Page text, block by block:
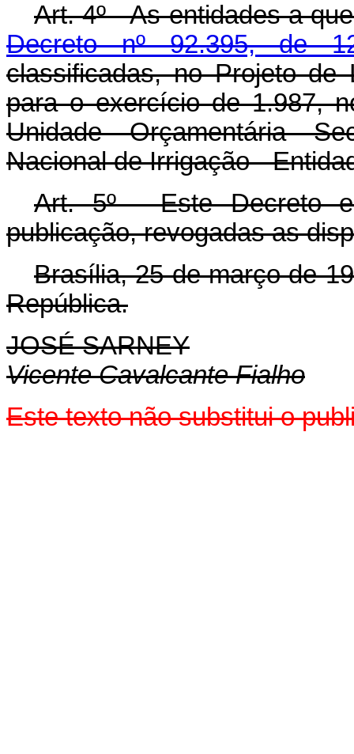
Art. 4º - As entidades a
Decreto nº 92.395, de
classificadas, no Projeto
para o exercício de 1.987,
Unidade Orçamentária
Nacional de Irrigação -
Art. 5º - Este Decreto
publicação, revogadas as
Brasília, 25 de março de
República.
JOSÉ SARNEY
Vicente Cavalcante Fialho
Este texto não substitui o